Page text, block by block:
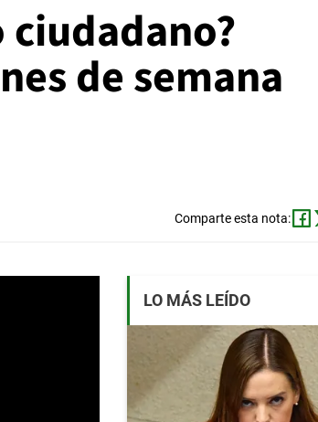
ciudadano?
de semana
Comparte esta nota:
LO MÁS LEÍDO